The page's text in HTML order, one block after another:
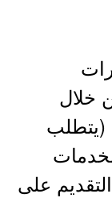
خلال
(يتطلب
على